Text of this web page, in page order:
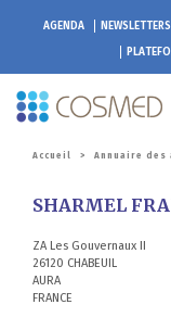
AGENDA NEWSLETTERS
Accueil > Annuaire des
SHARMEL
ZA Les Gouvernaux II
26120 CHABEUIL
AURA
FRANCE